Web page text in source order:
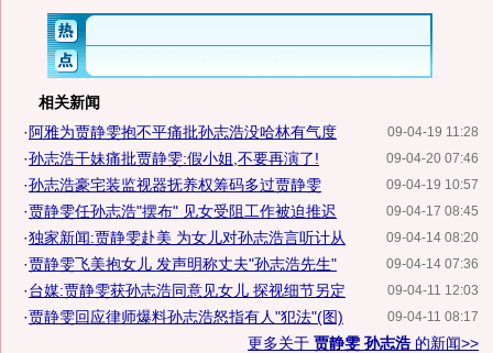
相关新闻
09-04-19 11:28
· 阿雅为贾静雯抱不平痛批孙志浩没哈林有气度
09-04-20 07:46
·孙志浩干妹痛批贾静雯:假小姐,不要再演了!
09-04-19 10:57
·孙志浩豪宅装监视器抚养权筹码多过贾静雯
09-04-17 08:45
·贾静雯任孙志浩"摆布" 见女受阻工作被迫推迟
09-04-14 08:20
·独家新闻:贾静雯赴美 为女儿对孙志浩言听计从
09-04-14 07:36
·贾静雯飞美抱女儿 发声明称丈夫"孙志浩先生"
09-04-11 12:03
·台媒:贾静雯获孙志浩同意见女儿 探视细节另定
09-04-11 08:17
·贾静雯回应律师爆料孙志浩怒指有人"犯法"(图)
更多关于 贾静雯 孙志浩的新闻>>